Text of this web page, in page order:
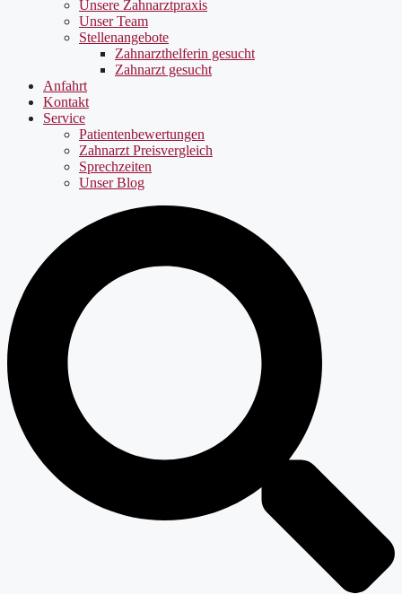
Unsere Zahnarztpraxis
Unser Team
Stellenangebote
Zahnarzthelferin gesucht
Zahnarzt gesucht
Anfahrt
Kontakt
Service
Patientenbewertungen
Zahnarzt Preisvergleich
Sprechzeiten
Unser Blog